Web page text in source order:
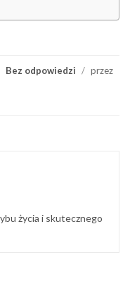
Bez odpowiedzi / przez
życia i skutecznego